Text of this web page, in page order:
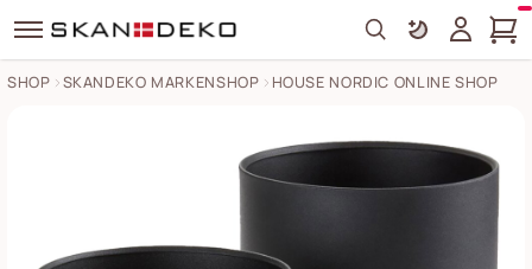
Search
SHOP SKANDEKO MARKENSHOP
HOUSE NORDIC ONLINE SHOP